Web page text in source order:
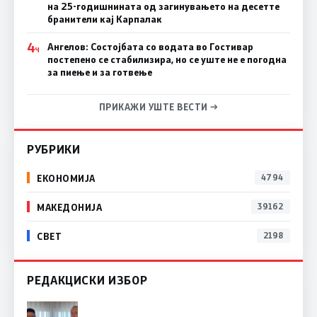
на 25-годишнината од загинувањето на десетте
бранители кај Карпалак
4Ч
Ангелов: Состојбата со водата во Гостивар
постепено се стабилизира, но се уште не е погодна
за пиење и за готвење
ПРИКАЖИ УШТЕ ВЕСТИ →
РУБРИКИ
ЕКОНОМИЈА 4794
МАКЕДОНИЈА 39162
СВЕТ 2198
РЕДАКЦИСКИ ИЗБОР